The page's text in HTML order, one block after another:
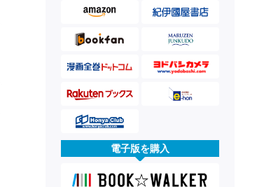
電子版を購入